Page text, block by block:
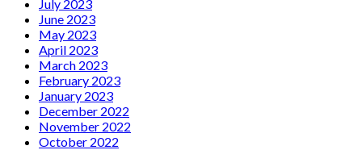
July 2023
June 2023
May 2023
April 2023
March 2023
February 2023
January 2023
December 2022
November 2022
October 2022